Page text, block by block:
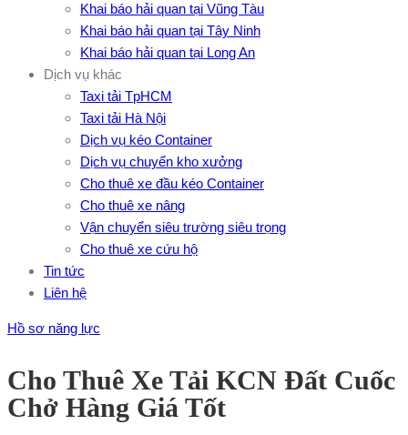
Khai báo hải quan tại Vũng Tàu
Khai báo hải quan tại Tây Ninh
Khai báo hải quan tại Long An
Dịch vụ khác
Taxi tải TpHCM
Taxi tải Hà Nội
Dịch vụ kéo Container
Dịch vụ chuyển kho xưởng
Cho thuê xe đầu kéo Container
Cho thuê xe nâng
Vận chuyển siêu trường siêu trọng
Cho thuê xe cứu hộ
Tin tức
Liên hệ
Hồ sơ năng lực
Cho Thuê Xe Tải KCN Đất Cuốc
Chở Hàng Giá Tốt